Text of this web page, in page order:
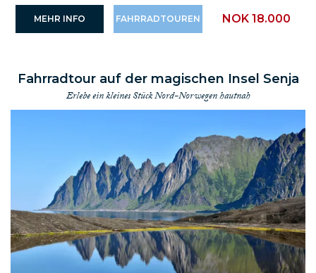
MEHR INFO FAHRRADTOUREN NOK 18.000
Fahrradtour auf der magischen Insel Senja
Erlebe ein kleines Stück Nord-Norwegen hautnah